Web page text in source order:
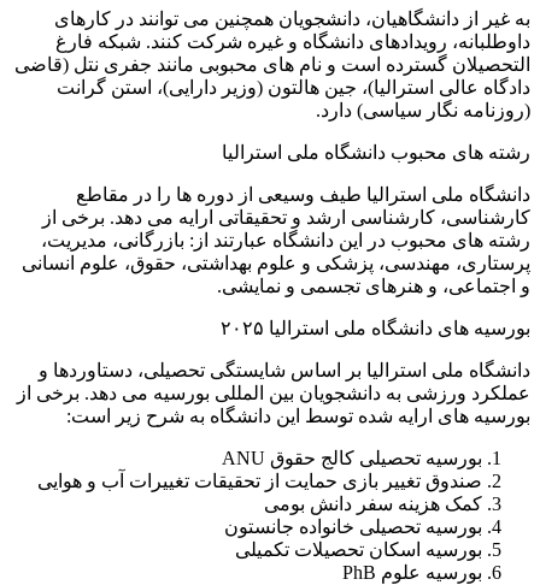
به غیر از دانشگاهیان، دانشجویان همچنین می توانند در کارهای
داوطلبانه، رویدادهای دانشگاه و غیره شرکت کنند. شبکه فارغ
التحصیلان گسترده است و نام های محبوبی مانند جفری نتل (قاضی
دادگاه عالی استرالیا)، جین هالتون (وزیر دارایی)، استن گرانت
(روزنامه نگار سیاسی) دارد.
رشته های محبوب دانشگاه ملی استرالیا
دانشگاه ملی استرالیا طیف وسیعی از دوره ها را در مقاطع
کارشناسی، کارشناسی ارشد و تحقیقاتی ارایه می دهد. برخی از
رشته های محبوب در این دانشگاه عبارتند از: بازرگانی، مدیریت،
پرستاری، مهندسی، پزشکی و علوم بهداشتی، حقوق، علوم انسانی
و اجتماعی، و هنرهای تجسمی و نمایشی.
بورسیه های دانشگاه ملی استرالیا ۲۰۲۵
دانشگاه ملی استرالیا بر اساس شایستگی تحصیلی، دستاوردها و
عملکرد ورزشی به دانشجویان بین المللی بورسیه می دهد. برخی از
بورسیه های ارایه شده توسط این دانشگاه به شرح زیر است:
بورسیه تحصیلی کالج حقوق ANU
صندوق تغییر بازی حمایت از تحقیقات تغییرات آب و هوایی
کمک هزینه سفر دانش بومی
بورسیه تحصیلی خانواده جانستون
بورسیه اسکان تحصیلات تکمیلی
بورسیه علوم PhB